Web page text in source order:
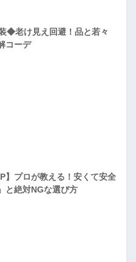
◆老け見え回避！品と若々
コーデ
】プロが教える！安くて安全
と絶対NGな選び方